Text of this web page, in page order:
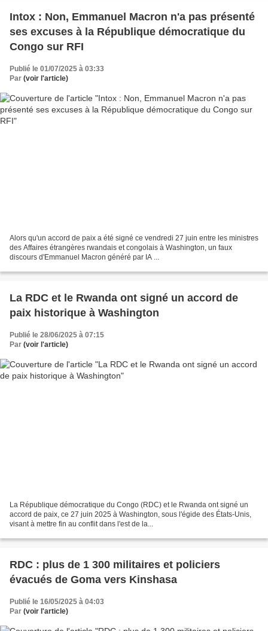
Intox : Non, Emmanuel Macron n'a pas présenté
ses excuses à la République démocratique du
Congo sur RFI
Publié le 01/07/2025 à 03:33
Par (voir l'article)
Alors qu'un accord de paix a été signé ce vendredi 27 juin entre les ministres
des Affaires étrangères rwandais et congolais à Washington, un faux
discours d'Emmanuel Macron généré par IA ...
La RDC et le Rwanda ont signé un accord de
paix historique à Washington
Publié le 28/06/2025 à 07:15
Par (voir l'article)
La République démocratique du Congo (RDC) et le Rwanda ont signé un
accord de paix, ce 27 juin 2025 à Washington, sous l'égide des États-Unis,
visant à mettre fin au conflit dans l'est de la...
RDC : plus de 1 300 militaires et policiers
évacués de Goma vers Kinshasa
Publié le 16/05/2025 à 04:03
Par (voir l'article)